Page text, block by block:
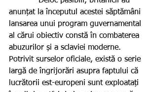
anunțat la începutul acestei săptămâni
lansarea unui program guvernamental
al cărui obiectiv constă în combaterea
abuzurilor și a sclaviei moderne.
Potrivit surselor oficiale, există o serie
largă de îngrijorări asupra faptului că
lucrătorii est-europeni sunt exploatați